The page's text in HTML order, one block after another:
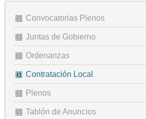
Convocatorias Plenos
Juntas de Gobierno
Ordenanzas
Contratación Local
Plenos
Tablón de Anuncios